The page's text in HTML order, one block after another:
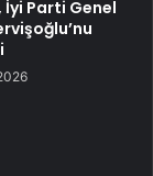
Parti Genel